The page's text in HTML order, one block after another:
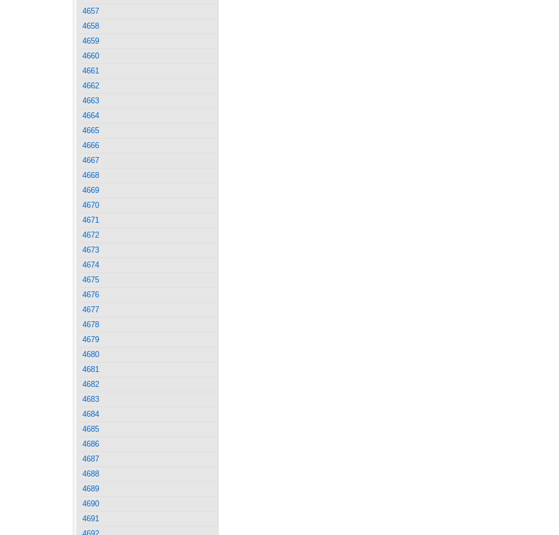
4657
4658
4659
4660
4661
4662
4663
4664
4665
4666
4667
4668
4669
4670
4671
4672
4673
4674
4675
4676
4677
4678
4679
4680
4681
4682
4683
4684
4685
4686
4687
4688
4689
4690
4691